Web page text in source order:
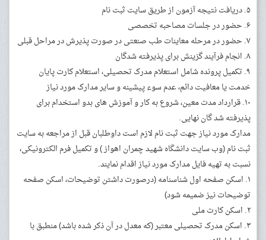
۵. دریافت نتیجه آزمون از طریق سایت ثبت نام
۶. حضور در جلسات مصاحبه تخصصی
۷. حضور در مرحله معاینات طب صنعتی در صورت پذیرش در مراحل قبلی
۸. انجام فرآیند گزینش برای پذیرفته شدگان
۹. تکمیل پرونده شامل استعلام مدرک تحصیلی، استعلام کارت پایان
خدمت یا معافیت دائم، عدم سوء پیشینه و سایر مدارک مورد نیاز
۱۰. قرارداد مدت معین، شروع به کار و آموزش های بدو استخدام برای
پذیرفته شد گان نهایی.
مدارک مورد نیاز جهت ثبت نام لازم است داوطلبان قبل از مراجعه به سایت
ثبت نام (وب سایت دانشگاه شهید چمران اهواز ) و تکمیل فرم الکترونیکی،
نسبت به تهیه فایل مدارک مورد نیاز اقدام نمایند.
۱. اسکن صفحه اول شناسنامه (درصورت داشتن توضیحات، اسکن صفحه
توضیحات نیز ضمیمه شود)
۲. اسکن کارت ملی
۳. اسکن مدرک تحصیلی معتبر (که معدل در آن ذکر شده باشد) منطبق با